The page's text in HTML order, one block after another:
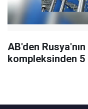
AB'den
kompleksinden 5